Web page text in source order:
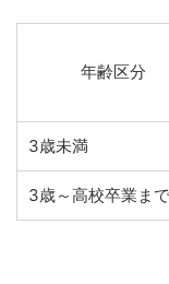
年齢区分
3歳未満
3歳～高校卒業まで